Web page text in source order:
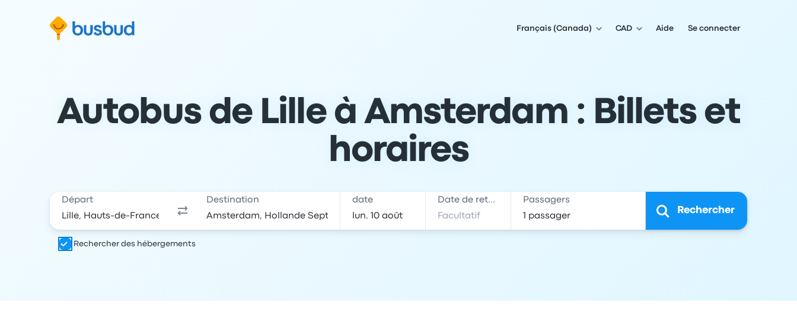
formulaire de recherche
Aller au contenu
Aller au pied de page
Français (Canada) CAD Aide Se connecter
Autobus de Lille à Amsterdam : Billets et
horaires
Départ Destination date Date de retour Passagers
Rechercher
Rechercher des hébergements